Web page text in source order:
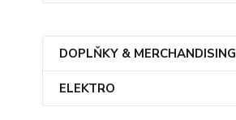
DOPLŇKY & MERCHANDISING
ELEKTRO